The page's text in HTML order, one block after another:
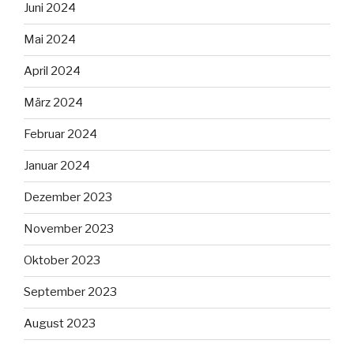
Juni 2024
Mai 2024
April 2024
März 2024
Februar 2024
Januar 2024
Dezember 2023
November 2023
Oktober 2023
September 2023
August 2023